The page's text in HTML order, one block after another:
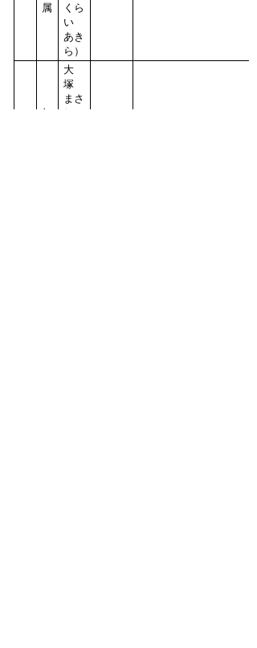
属
くら
い
あき
ら）
無
大
塚
まさ
し